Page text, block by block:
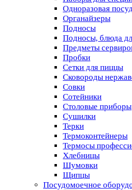
Одноразовая
Органайзеры
Подносы
Подносы, блюда
Предметы
Пробки
Сетки для пиццы
Сковороды
Совки
Сотейники
Столовые приборы
Сушилки
Терки
Термоконтейнеры
Термосы
Хлебницы
Шумовки
Щипцы
Посудомоечное